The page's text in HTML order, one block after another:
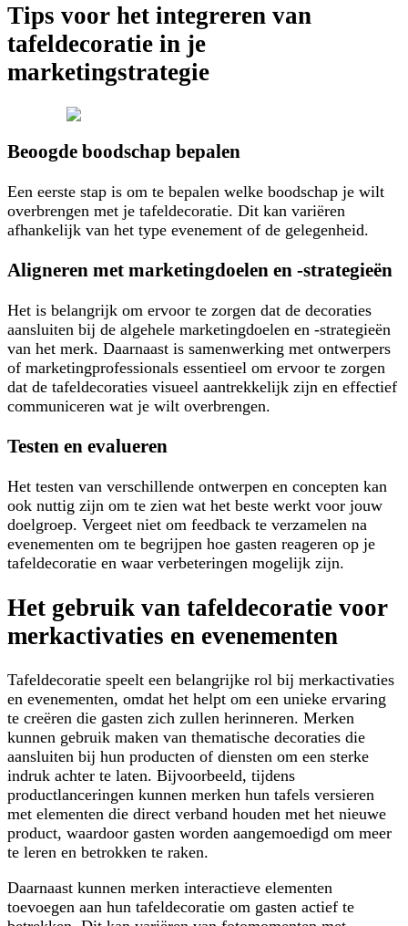
Tips voor het integreren van
tafeldecoratie in je
marketingstrategie
Beoogde boodschap bepalen
Een eerste stap is om te bepalen welke boodschap je wilt
overbrengen met je tafeldecoratie. Dit kan variëren
afhankelijk van het type evenement of de gelegenheid.
Aligneren met marketingdoelen en -strategieën
Het is belangrijk om ervoor te zorgen dat de decoraties
aansluiten bij de algehele marketingdoelen en -strategieën
van het merk. Daarnaast is samenwerking met ontwerpers
of marketingprofessionals essentieel om ervoor te zorgen
dat de tafeldecoraties visueel aantrekkelijk zijn en effectief
communiceren wat je wilt overbrengen.
Testen en evalueren
Het testen van verschillende ontwerpen en concepten kan
ook nuttig zijn om te zien wat het beste werkt voor jouw
doelgroep. Vergeet niet om feedback te verzamelen na
evenementen om te begrijpen hoe gasten reageren op je
tafeldecoratie en waar verbeteringen mogelijk zijn.
Het gebruik van tafeldecoratie voor
merkactivaties en evenementen
Tafeldecoratie speelt een belangrijke rol bij merkactivaties
en evenementen, omdat het helpt om een unieke ervaring
te creëren die gasten zich zullen herinneren. Merken
kunnen gebruik maken van thematische decoraties die
aansluiten bij hun producten of diensten om een sterke
indruk achter te laten. Bijvoorbeeld, tijdens
productlanceringen kunnen merken hun tafels versieren
met elementen die direct verband houden met het nieuwe
product, waardoor gasten worden aangemoedigd om meer
te leren en betrokken te raken.
Daarnaast kunnen merken interactieve elementen
toevoegen aan hun tafeldecoratie om gasten actief te